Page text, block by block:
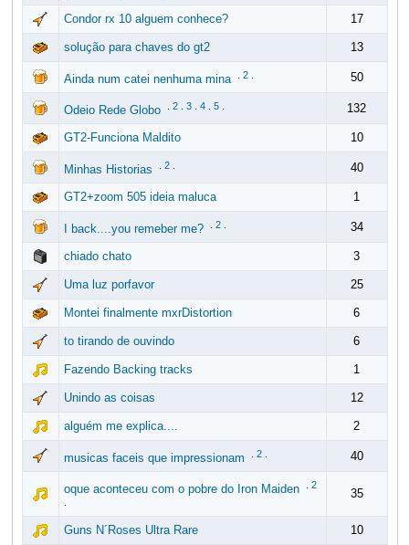
Condor rx 10 alguem conhece? 17
solução para chaves do gt2 13
Ainda num catei nenhuma mina 2. 50
Odeio Rede Globo 2. 3. 4. 5. 132
GT2-Funciona Maldito 10
Minhas Historias 2. 40
GT2+zoom 505 ideia maluca 1
I back....you remeber me? 2. 34
chiado chato 3
Uma luz porfavor 25
Montei finalmente mxrDistortion 6
to tirando de ouvindo 6
Fazendo Backing tracks 1
Unindo as coisas 12
alguém me explica.... 2
musicas faceis que impressionam 2. 40
oque aconteceu com o pobre do Iron Maiden
2
35
Guns N´Roses Ultra Rare 10